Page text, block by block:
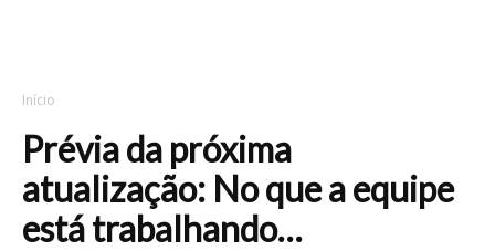
Início
Prévia da próxima
atualização: No que a equipe
está trabalhando…